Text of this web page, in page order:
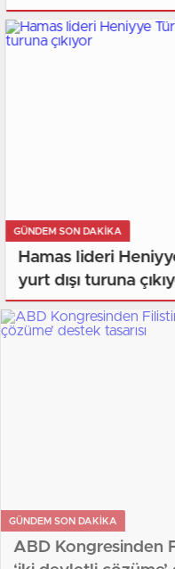
GÜNDEM SON DAKİKA
Hamas lideri
yurt dışı turuna
GÜNDEM SON DAKİKA
ABD Kongresinden